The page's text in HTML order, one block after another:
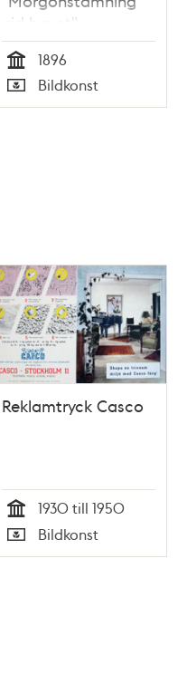
vid havet"
Tid
1896
Typ
Bildkonst
Reklamtryck Casco
Tid
1930 till 1950
Typ
Bildkonst